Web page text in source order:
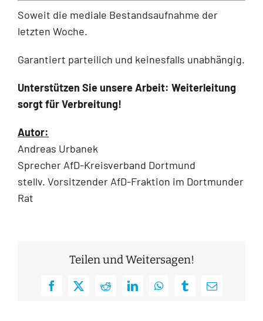
Soweit die mediale Bestandsaufnahme der
letzten Woche.
Garantiert parteilich und keinesfalls unabhängig.
Unterstützen Sie unsere Arbeit: Weiterleitung
sorgt für Verbreitung!
Autor:
Andreas Urbanek
Sprecher AfD-Kreisverband Dortmund
stellv. Vorsitzender AfD-Fraktion im Dortmunder
Rat
Teilen und Weitersagen!
Facebook
X RedditLinkedInWhatsAppTumblrE-